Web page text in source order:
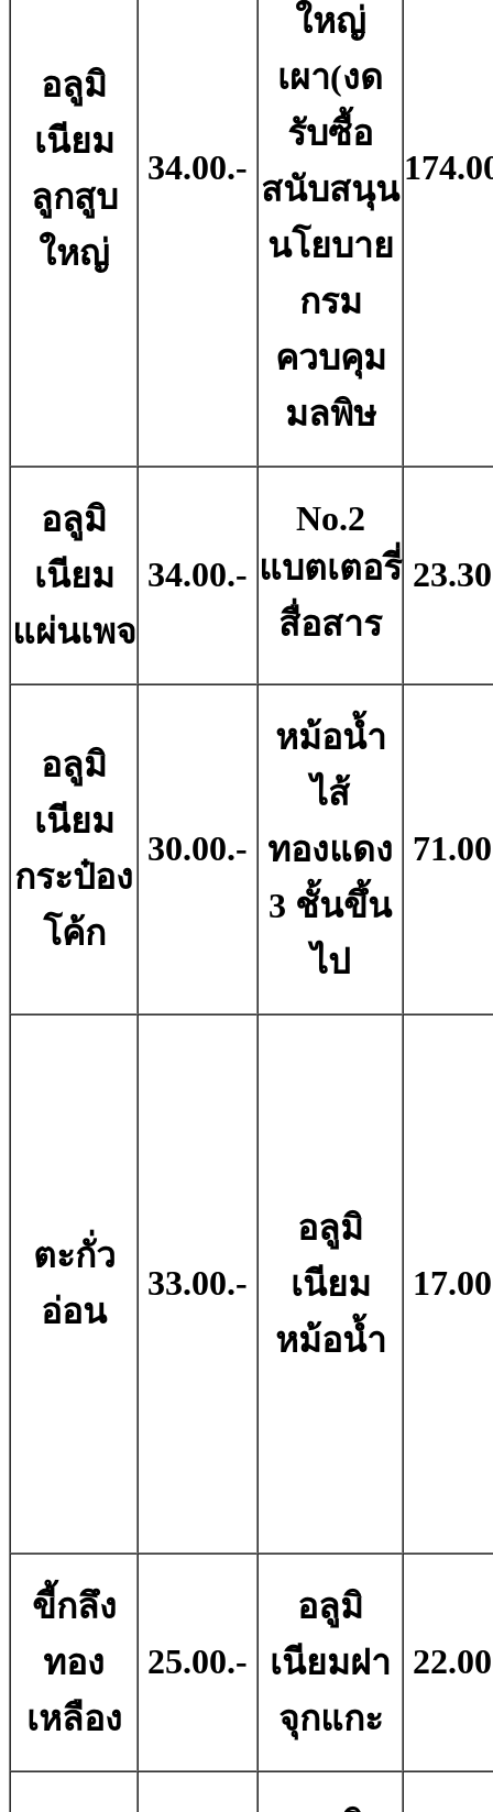
อลูมิ
เนียม
ลูกสูบ
ใหญ่
34.00.-
ใหญ่
เผา(งด
รับซื้อ
สนับสนุน
นโยบาย
กรม
ควบคุม
มลพิษ
อลูมิ
เนียม
แผ่นเพจ
34.00.-
No.2
แบตเตอรี่
สื่อสาร
อลูมิ
เนียม
กระป๋อง
โค้ก
30.00.-
หม้อน้ำ
ไส้
ทองแดง
3 ชั้นขึ้น
ไป
ตะกั่ว
อ่อน
33.00.-
อลูมิ
เนียม
หม้อน้ำ
ขี้กลึง
ทอง
เหลือง
25.00.-
อลูมิ
เนียมฝา
จุกแกะ